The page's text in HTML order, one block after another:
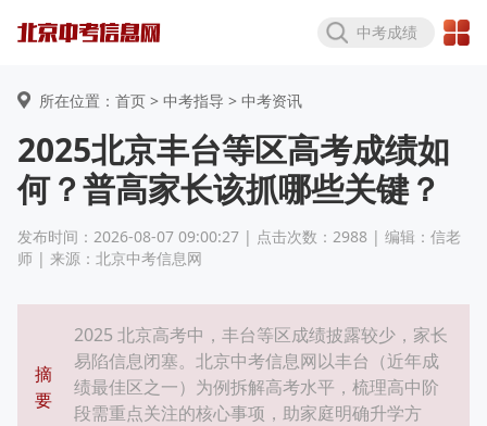
中考成绩
所在位置：首页 > 中考指导 > 中考资讯
2025北京丰台等区高考成绩如
何？普高家长该抓哪些关键？
发布时间：2026-08-07 09:00:27 | 点击次数：2988 | 编辑：信老
师 | 来源：北京中考信息网
摘
要
2025 北京高考中，丰台等区成绩披露较少，家长
易陷信息闭塞。北京中考信息网以丰台（近年成
绩最佳区之一）为例拆解高考水平，梳理高中阶
段需重点关注的核心事项，助家庭明确升学方